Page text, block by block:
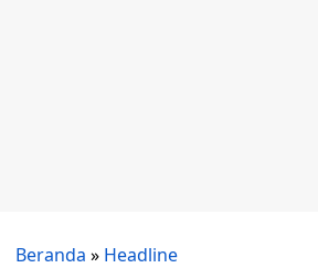
Beranda » Headline